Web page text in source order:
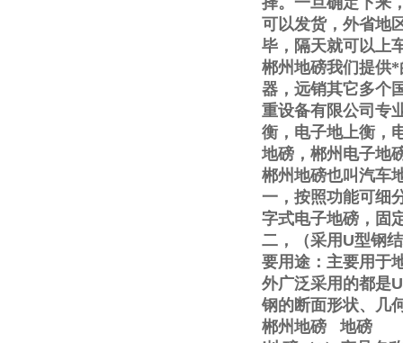
可以发货，外省地
毕，隔天就可以上
郴州地磅我们提供
器，远销其它多个
重设备有限公司专
衡，电子地上衡，
地磅，郴州电子地
郴州地磅也叫汽车
一，按照功能可细
字式电子地磅，固
二，（采用 U型钢
要用途：主要用于
外广泛采用的都是U
钢的断面形状、几
郴州地磅
地磅